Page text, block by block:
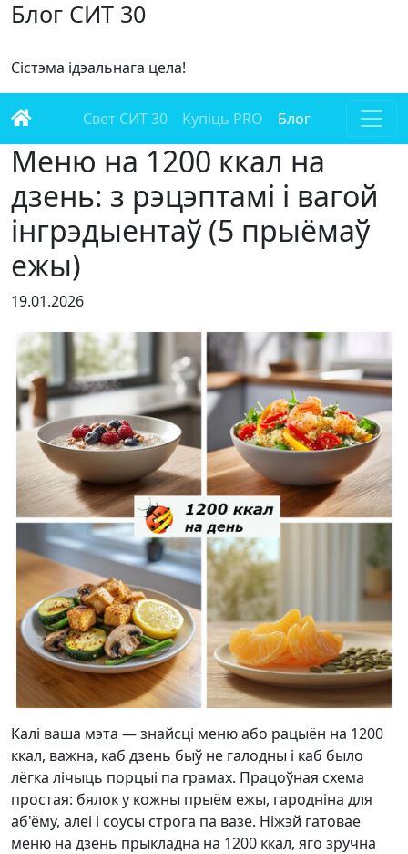
Блог СИТ 30
Сістэма ідэальнага цела!
Свет СИТ 30 Купіць PRO Блог
Меню на 1200 ккал на
дзень: з рэцэптамі і вагой
інгрэдыентаў (5 прыёмаў
ежы)
19.01.2026
Калі ваша мэта — знайсці меню або рацыён на 1200
ккал, важна, каб дзень быў не галодны і каб было
лёгка лічыць порцыі па грамах. Працоўная схема
простая: бялок у кожны прыём ежы, гародніна для
аб'ёму, алеі і соусы строга па вазе. Ніжэй гатовае
меню на дзень прыкладна на 1200 ккал, яго зручна